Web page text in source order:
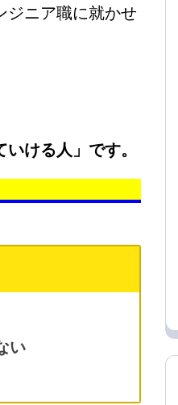
ジニア職に就かせ
ける人」です。
い